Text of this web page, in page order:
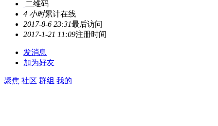
二维码
4 小时累计在线
2017-8-6 23:31最后访问
2017-1-21 11:09注册时间
发消息
加为好友
聚焦 社区 群组 我的